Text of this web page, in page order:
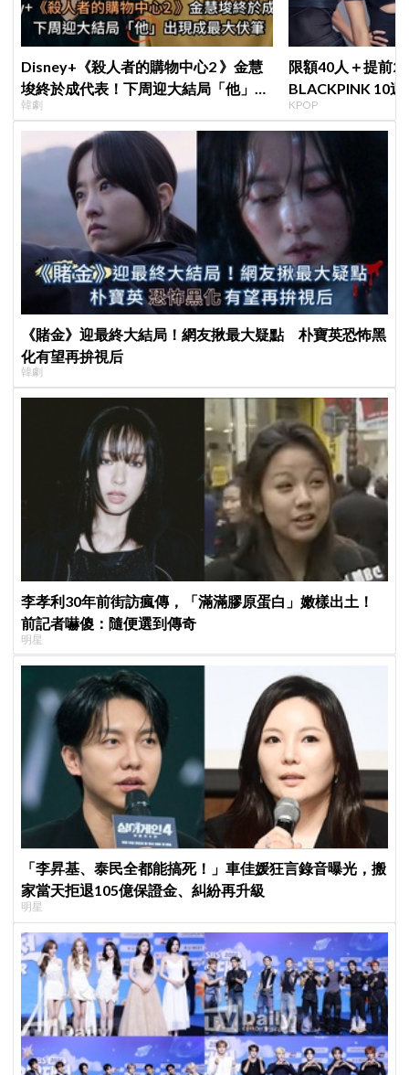
Disney+《殺人者的購物中心2 》金慧
埈終於成代表！下周迎大結局「他」出
現成最大伏筆
韓劇
限額40人＋提前2
BLACKPINK 10
衍」，YG急證實
KPOP
《賭金》迎最終大結局！網友揪最大疑點 朴寶英恐怖黑
化有望再拚視后
韓劇
李孝利30年前街訪瘋傳，「滿滿膠原蛋白」嫩樣出土！
前記者嚇傻：隨便選到傳奇
明星
「李昇基、泰民全都能搞死！」車佳媛狂言錄音曝光，搬
家當天拒退105億保證金、糾紛再升級
明星